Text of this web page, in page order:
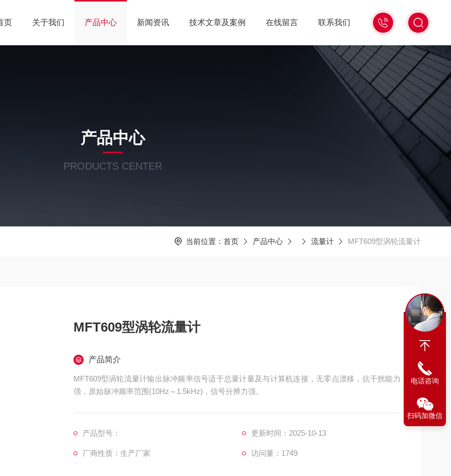
020-
85533515
页 关于我们 产品中心 新闻资讯 技术文章及案例 在线留言 联系我们
产品中心
PRODUCTS CENTER
当前位置： 首页 产品中心 流量计 MFT609型涡轮流量计
MFT609型涡轮流量计
产品简介
MFT609型涡轮流量计输出脉冲频率信号适于总量计量及与计算机连接，无零点漂移，抗干扰能力
强，原始脉冲频率范围(10Hz～1.5kHz)，信号分辨力强。
产品型号： 更新时间：2025-10-13
厂商性质：生产厂家 访问量：1749
电话咨询
扫码加微信